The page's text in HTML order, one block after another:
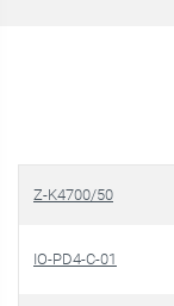
Z-K4700/50
IO-PD4-C-01